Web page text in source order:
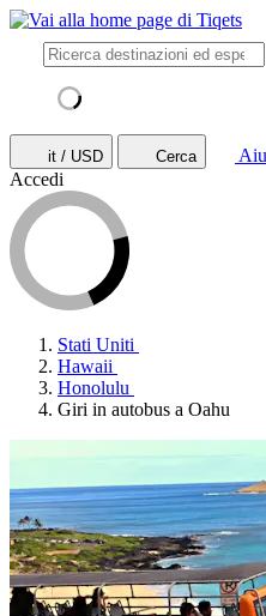
it / USD Cerca
Accedi
Stati Uniti
Hawaii
Honolulu
Giri in autobus a Oahu